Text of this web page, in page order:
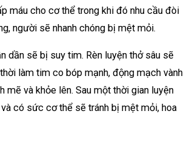
máu cho cơ thể trong khi đó nhu cầu đòi
người sẽ nhanh chóng bị mệt mỏi.
dần sẽ bị suy tim. Rèn luyện thở sâu sẽ
làm tim co bóp mạnh, động mạch vành
mẽ và khỏe lên. Sau một thời gian luyện
có sức cơ thể sẽ tránh bị mệt mỏi, hoa